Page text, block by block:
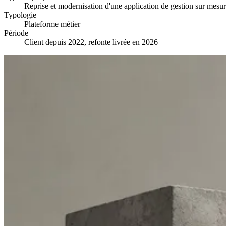
Reprise et modernisation d'une application de gestion sur
Typologie
Plateforme métier
Période
Client depuis 2022, refonte livrée en 2026